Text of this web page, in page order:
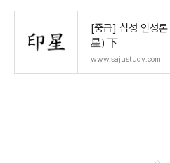
[중급] 십성 인성
星) 下
www.sajustudy.com